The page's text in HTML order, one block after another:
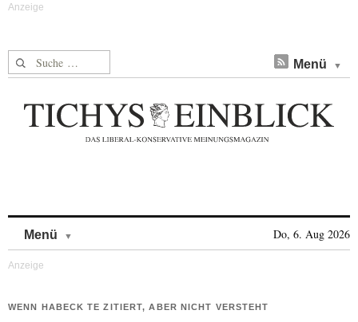
Suche nach: Menü
Menü Do, 6. Aug 2026
WENN HABECK TE ZITIERT, ABER NICHT VERSTEHT